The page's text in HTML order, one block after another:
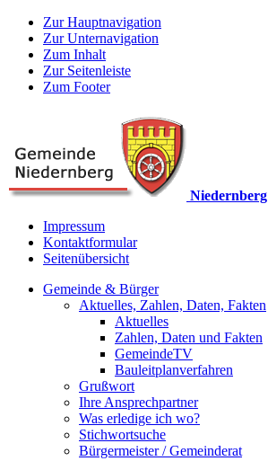
Zur Hauptnavigation
Zur Unternavigation
Zum Inhalt
Zur Seitenleiste
Zum Footer
Niedernberg
Impressum
Kontaktformular
Seitenübersicht
Gemeinde & Bürger
Aktuelles, Zahlen, Daten, Fakten
Aktuelles
Zahlen, Daten und Fakten
GemeindeTV
Bauleitplanverfahren
Grußwort
Ihre Ansprechpartner
Was erledige ich wo?
Stichwortsuche
Bürgermeister / Gemeinderat